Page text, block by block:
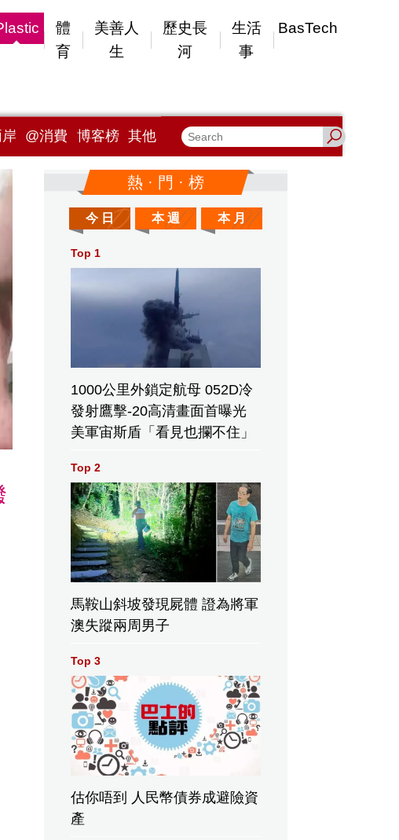
體
育
美善人
生
歷史長
河
生活
事
BasTech
@消費 博客榜 其他
熱 · 門 · 榜
今 日 本 週 本 月
Top 1
1000公里外鎖定航母 052D冷
發射鷹擊-20高清畫面首曝光
美軍宙斯盾「看見也攔不住」
Top 2
馬鞍山斜坡發現屍體 證為將軍
澳失蹤兩周男子
Top 3
估你唔到 人民幣債券成避險資
產